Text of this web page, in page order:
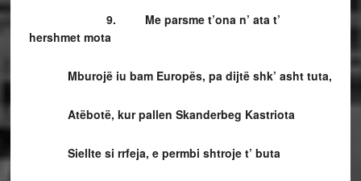
9. Me parsme t’ona n’ ata t’
hershmet mota
Mburojë iu bam Europës, pa dijtë shk’ asht tuta,
Atëbotë, kur pallen Skanderbeg Kastriota
Siellte si rrfeja, e permbi shtroje t’ buta